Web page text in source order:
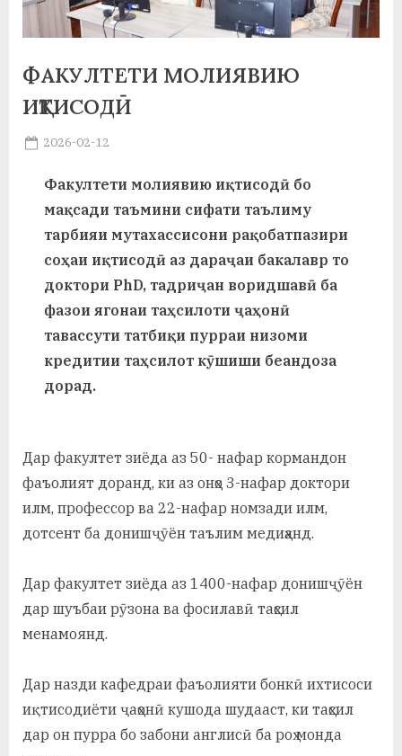
а
с
и
и
с
р
ФАКУЛТЕТИ МОЛИЯВИЮ
ИҚТИСОДӢ
Posted
2026-02-12
Факултети молиявию иқтисодӣ бо
мақсади таъмини сифати таълиму
тарбияи мутахассисони рақобатпазири
соҳаи иқтисодӣ аз дараҷаи бакалавр то
доктори PhD, тадриҷан воридшавӣ ба
фазои ягонаи таҳсилоти ҷаҳонӣ
тавассути татбиқи пурраи низоми
кредитии таҳсилот кӯшиши беандоза
дорад.
Дар факултет зиёда аз 50- нафар кормандон
фаъолият доранд, ки аз онҳо 3-нафар доктори
илм, профессор ва 22-нафар номзади илм,
дотсент ба донишҷӯён таълим медиҳанд.
Дар факултет зиёда аз 1400-нафар донишҷӯён
дар шуъбаи рӯзона ва фосилавӣ таҳсил
менамоянд.
Дар назди кафедраи фаъолияти бонкӣ ихтисоси
иқтисодиёти ҷаҳонӣ кушода шудааст, ки таҳсил
дар он пурра бо забони англисӣ ба роҳ монда